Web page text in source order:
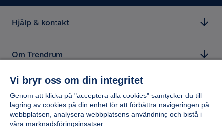
Hjälp & kontakt
Om Trendrum
Vi bryr oss om din integritet
Genom att klicka på "acceptera alla cookies" samtycker du till
lagring av cookies på din enhet för att förbättra navigeringen på
webbplatsen, analysera webbplatsens användning och bistå i
våra marknadsföringsinsatser.